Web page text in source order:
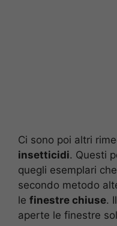
Ci sono poi altri
insetticidi. Questi
quegli esemplari
secondo metodo
le finestre chiuse.
aperte le finestre